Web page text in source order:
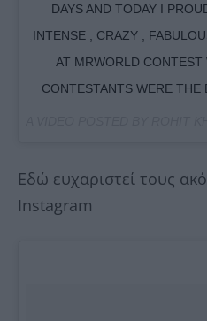
DAYS AND TODAY I
INTENSE , CRAZY ,
AT MRWORLD
CONTESTANTS WERE
Εδώ ευχαριστεί τους
Instagram